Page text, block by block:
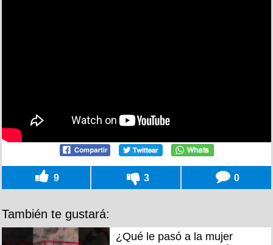
9 3 0
También te gustará:
¿Qué le pasó a la mujer